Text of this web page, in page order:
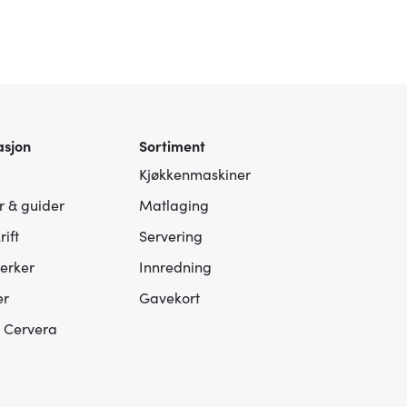
& guider
Cervera
Sortiment
Kjøkkenmaskiner
Matlaging
Servering
Innredning
Gavekort